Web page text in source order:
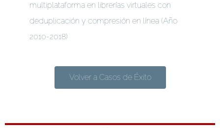
multiplataforma en librerías virtuales con
deduplicación y compresión en línea (Año
2010-2018)
Volver a Casos de Éxito